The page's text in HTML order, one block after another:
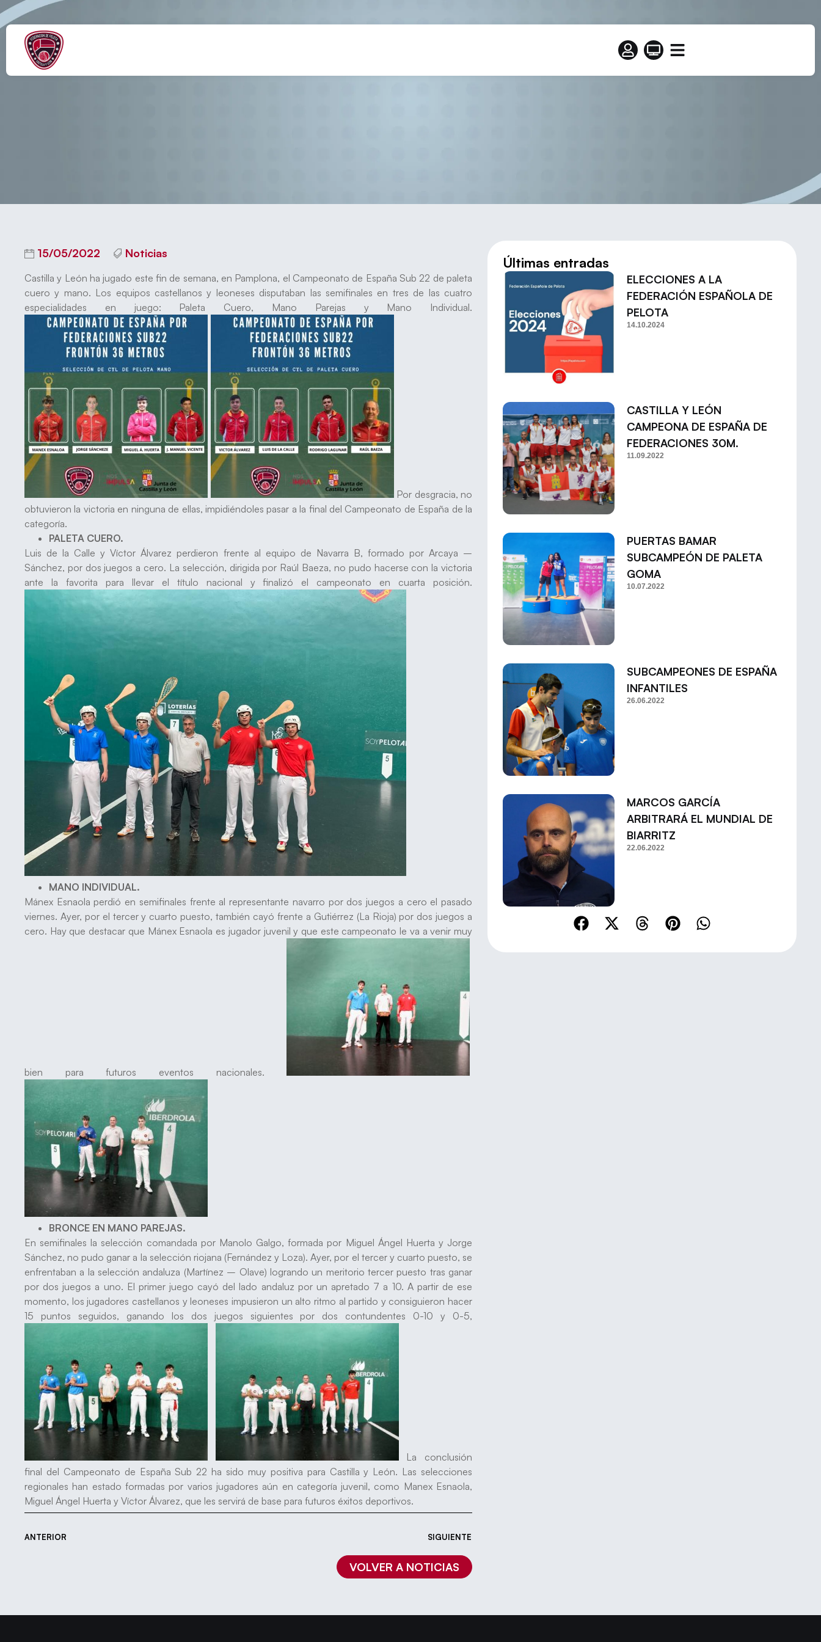
NACIONAL SUB 22: UN BRONCE Y DOS CUARTOS PUESTOS
15/05/2022 Noticias
Castilla y León ha jugado este fin de semana, en Pamplona, el Campeonato de España Sub 22 de paleta
cuero y mano. Los equipos castellanos y leoneses disputaban las semifinales en tres de las cuatro
especialidades en juego: Paleta Cuero, Mano Parejas y Mano Individual.
Por desgracia, no
obtuvieron la victoria en ninguna de ellas, impidiéndoles pasar a la final del Campeonato de España de la
categoría.
PALETA CUERO.
Luis de la Calle y Víctor Álvarez perdieron frente al equipo de Navarra B, formado por Arcaya –
Sánchez, por dos juegos a cero. La selección, dirigida por Raúl Baeza, no pudo hacerse con la victoria
ante la favorita para llevar el título nacional y finalizó el campeonato en cuarta posición.
MANO INDIVIDUAL.
Mánex Esnaola perdió en semifinales frente al representante navarro por dos juegos a cero el pasado
viernes. Ayer, por el tercer y cuarto puesto, también cayó frente a Gutiérrez (La Rioja) por dos juegos a
cero. Hay que destacar que Mánex Esnaola es jugador juvenil y que este campeonato le va a venir muy
bien para futuros eventos nacionales.
BRONCE EN MANO PAREJAS.
En semifinales la selección comandada por Manolo Galgo, formada por Miguel Ángel Huerta y Jorge
Sánchez, no pudo ganar a la selección riojana (Fernández y Loza). Ayer, por el tercer y cuarto puesto, se
enfrentaban a la selección andaluza (Martínez – Olave) logrando un meritorio tercer puesto tras ganar
por dos juegos a uno. El primer juego cayó del lado andaluz por un apretado 7 a 10. A partir de ese
momento, los jugadores castellanos y leoneses impusieron un alto ritmo al partido y consiguieron hacer
15 puntos seguidos, ganando los dos juegos siguientes por dos contundentes 0-10 y 0-5,
La conclusión
final del Campeonato de España Sub 22 ha sido muy positiva para Castilla y León. Las selecciones
regionales han estado formadas por varios jugadores aún en categoría juvenil, como Manex Esnaola,
Miguel Ángel Huerta y Víctor Álvarez, que les servirá de base para futuros éxitos deportivos.
ANTERIOR SIGUIENTE
VOLVER A NOTICIAS
Últimas entradas
ELECCIONES A LA
FEDERACIÓN ESPAÑOLA DE
PELOTA
14.10.2024
CASTILLA Y LEÓN
CAMPEONA DE ESPAÑA DE
FEDERACIONES 30M.
11.09.2022
PUERTAS BAMAR
SUBCAMPEÓN DE PALETA
GOMA
10.07.2022
SUBCAMPEONES DE ESPAÑA
INFANTILES
26.06.2022
MARCOS GARCÍA
ARBITRARÁ EL MUNDIAL DE
BIARRITZ
22.06.2022